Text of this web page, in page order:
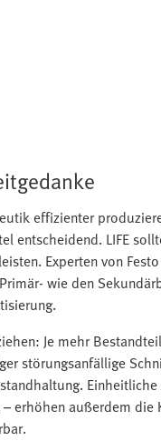
effizienter
entscheidend. LIFE
Experten von
wie den
Je mehr
störungsanfällige
erhöhen außerdem